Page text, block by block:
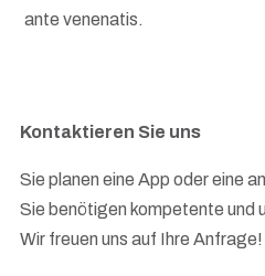
ante venenatis.
Kontaktieren Sie uns
Sie planen eine App oder eine
Sie benötigen kompetente und
Wir freuen uns auf Ihre Anfrage!